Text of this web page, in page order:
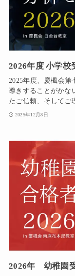
2026年度 小学校
2025年度、慶楓会
導きすることがかな
たご信頼、そしてご
2025年12月8日
2026年 幼稚園